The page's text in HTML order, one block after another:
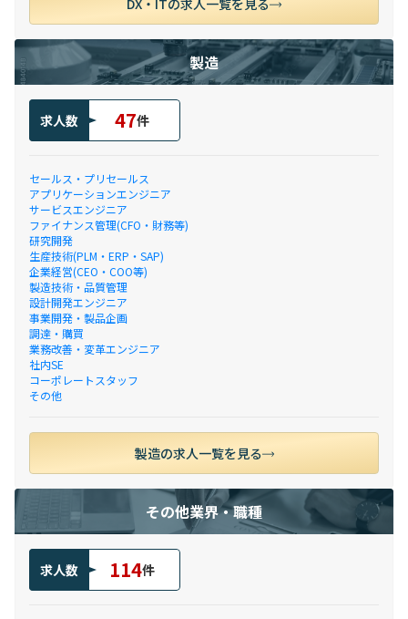
DX・ITの求人一覧を見る
製造
求人数 47件
セールス・プリセールス
アプリケーションエンジニア
サービスエンジニア
ファイナンス管理(CFO・財務等)
研究開発
生産技術(PLM・ERP・SAP)
企業経営(CEO・COO等)
製造技術・品質管理
設計開発エンジニア
事業開発・製品企画
調達・購買
業務改善・変革エンジニア
社内SE
コーポレートスタッフ
その他
製造の求人一覧を見る
その他業界・職種
求人数 114件